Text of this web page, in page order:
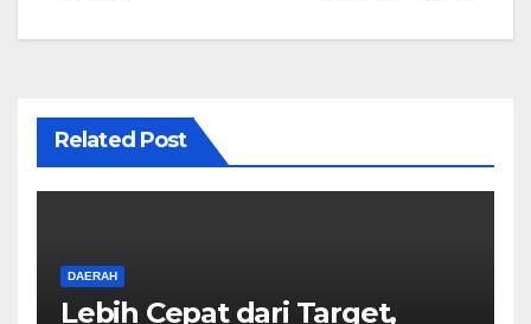
Related Post
DAERAH
Lebih Cepat dari Target,